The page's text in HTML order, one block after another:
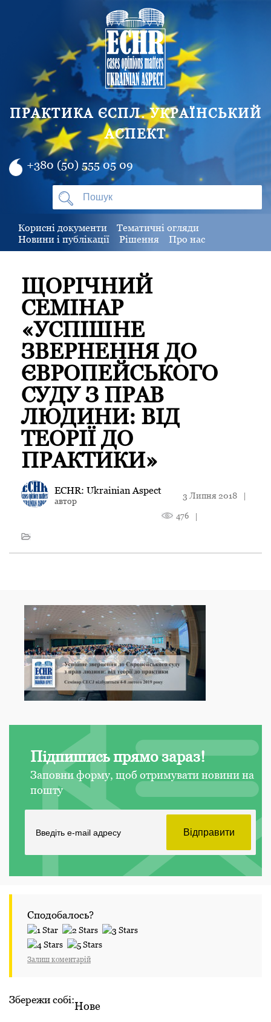
ПРАКТИКА ЄСПЛ. УКРАЇНСЬКИЙ
АСПЕКТ
+380 (50) 555 05 09
Корисні документи
Тематичні огляди
Новини і публікації
Рішення Про нас
ЩОРІЧНИЙ
СЕМІНАР
«УСПІШНЕ
ЗВЕРНЕННЯ ДО
ЄВРОПЕЙСЬКОГО
СУДУ З ПРАВ
ЛЮДИНИ: ВІД
ТЕОРІЇ ДО
ПРАКТИКИ»
ECHR: Ukrainian Aspect
автор
3 Липня 2018 |
476 |
Підпишись прямо зараз!
Заповни форму, щоб отримувати новини на
пошту
Сподобалось?
Залиш коментарій
Збережи собі:Нове